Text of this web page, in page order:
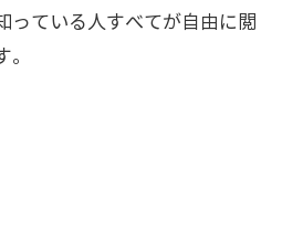
っている人すべてが自由に閲